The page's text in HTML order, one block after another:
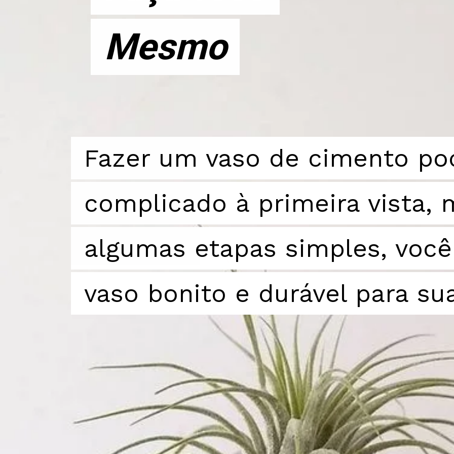
Fazer um vaso de cimento
complicado à primeira vista,
algumas etapas simples,
vaso bonito e durável para
Fazer um vaso de cimento
complicado à primeira vista,
algumas etapas simples,
vaso bonito e durável para
Mesmo
Mesmo